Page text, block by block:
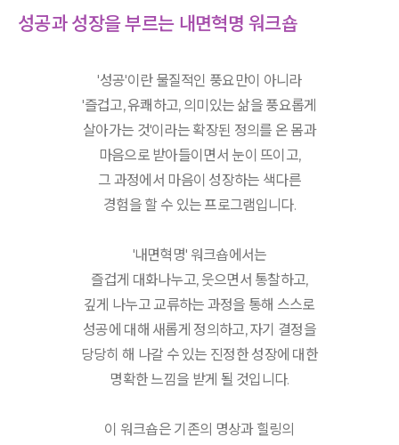
성공과 성장을 부르는 내면혁명 워크숍
'성공'이란 물질적인 풍요만이 아니라
'즐겁고, 유쾌하고, 의미있는 삶을 풍요롭게
살아가는 것'이라는 확장된 정의를 온 몸과
마음으로 받아들이면서 눈이 뜨이고,
그 과정에서 마음이 성장하는 색다른
경험을 할 수 있는 프로그램입니다.
'내면혁명' 워크숍에서는
즐겁게 대화나누고, 웃으면서 통찰하고,
깊게 나누고 교류하는 과정을 통해 스스로
성공에 대해 새롭게 정의하고, 자기 결정을
당당히 해 나갈 수 있는 진정한 성장에 대한
명확한 느낌을 받게 될 것입니다.
이 워크숍은 기존의 명상과 힐링의